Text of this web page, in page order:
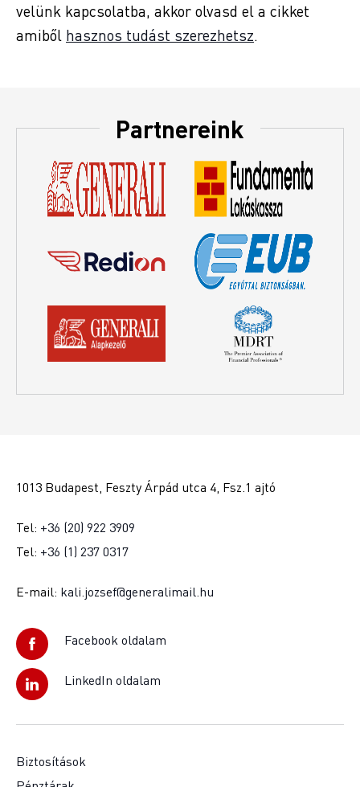
velünk kapcsolatba, akkor olvasd el a cikket
amiből hasznos tudást szerezhetsz.
Partnereink
1013 Budapest, Feszty Árpád utca 4, Fsz.1 ajtó
Tel: +36 (20) 922 3909
Tel: +36 (1) 237 0317
E-mail: kali.jozsef@generalimail.hu
Facebook oldalam
LinkedIn oldalam
Biztosítások